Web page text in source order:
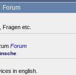
Forum
etc.
Forum
in english.